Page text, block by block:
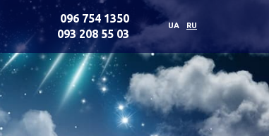
096 754 1350
093 208 55 03
UA RU